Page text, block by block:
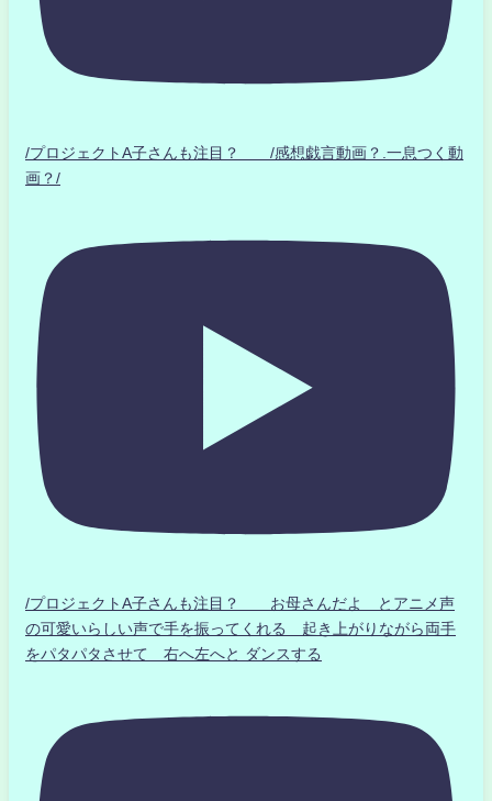
/プロジェクトA子さんも注目？ /感想戯言動画？.一息つく動
画？/
/プロジェクトA子さんも注目？ お母さんだよ とアニメ声
の可愛いらしい声で手を振ってくれる 起き上がりながら両手
をパタパタさせて 右へ左へと ダンスする